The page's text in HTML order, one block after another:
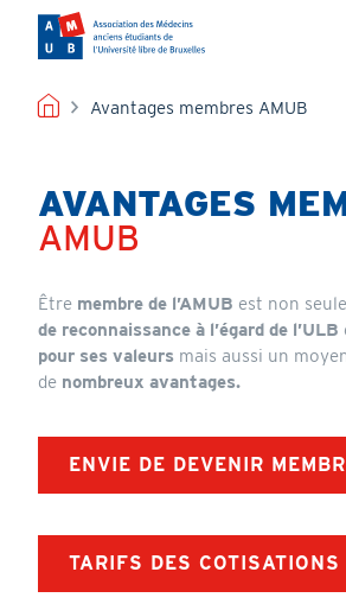
contenu
principal
FIL
Avantages membres AMUB
Titre
AVANTAGES
AMUB
Header
Être membre de l’AMUB est non
de reconnaissance à l’égard de l’ULB
pour ses valeurs mais aussi un
de nombreux avantages.
ENVIE DE DEVENIR
TARIFS DES COTISATIONS